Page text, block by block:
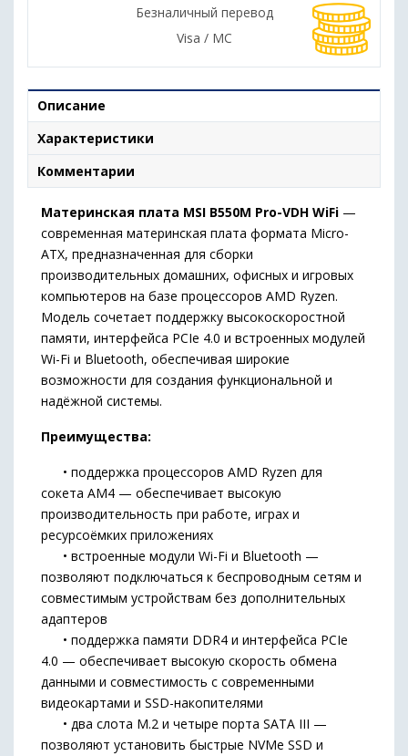
Безналичный перевод
Visa / MC
Описание
Характеристики
Комментарии
Материнская плата MSI B550M Pro-VDH WiFi —
современная материнская плата формата Micro-
ATX, предназначенная для сборки
производительных домашних, офисных и игровых
компьютеров на базе процессоров AMD Ryzen.
Модель сочетает поддержку высокоскоростной
памяти, интерфейса PCIe 4.0 и встроенных модулей
Wi-Fi и Bluetooth, обеспечивая широкие
возможности для создания функциональной и
надёжной системы.
Преимущества:
• поддержка процессоров AMD Ryzen для
сокета AM4 — обеспечивает высокую
производительность при работе, играх и
ресурсоёмких приложениях
• встроенные модули Wi-Fi и Bluetooth —
позволяют подключаться к беспроводным сетям и
совместимым устройствам без дополнительных
адаптеров
• поддержка памяти DDR4 и интерфейса PCIe
4.0 — обеспечивает высокую скорость обмена
данными и совместимость с современными
видеокартами и SSD-накопителями
• два слота M.2 и четыре порта SATA III —
позволяют установить быстрые NVMe SSD и